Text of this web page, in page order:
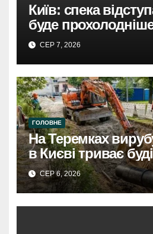
Київ: спека
буде
погоди
СЕР 7, 2026
ГОЛОВНЕ
На Теремках
в Києві триває
теплотраси
СЕР 6, 2026